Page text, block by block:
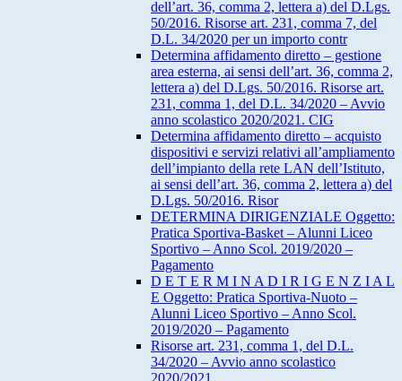
dell’art. 36, comma 2, lettera a) del D.Lgs.
50/2016. Risorse art. 231, comma 7, del
D.L. 34/2020 per un importo contr
Determina affidamento diretto – gestione
area esterna, ai sensi dell’art. 36, comma 2,
lettera a) del D.Lgs. 50/2016. Risorse art.
231, comma 1, del D.L. 34/2020 – Avvio
anno scolastico 2020/2021. CIG
Determina affidamento diretto – acquisto
dispositivi e servizi relativi all’ampliamento
dell’impianto della rete LAN dell’Istituto,
ai sensi dell’art. 36, comma 2, lettera a) del
D.Lgs. 50/2016. Risor
DETERMINA DIRIGENZIALE Oggetto:
Pratica Sportiva-Basket – Alunni Liceo
Sportivo – Anno Scol. 2019/2020 –
Pagamento
D E T E R M I N A D I R I G E N Z I A L
E Oggetto: Pratica Sportiva-Nuoto –
Alunni Liceo Sportivo – Anno Scol.
2019/2020 – Pagamento
Risorse art. 231, comma 1, del D.L.
34/2020 – Avvio anno scolastico